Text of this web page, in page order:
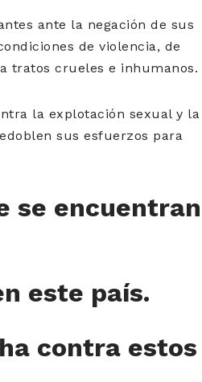
ante la negación de sus
de violencia, de
tratos crueles e inhumanos.
la explotación sexual y la
sus esfuerzos para
se encuentran
este país.
contra estos